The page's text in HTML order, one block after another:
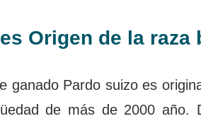
Origen de la raza
ganado Pardo suizo es
de más de 2000 año.